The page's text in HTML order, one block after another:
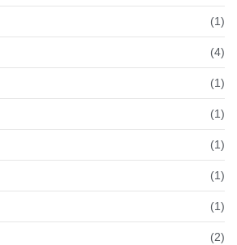
(1)
(4)
(1)
(1)
(1)
(1)
(1)
(2)